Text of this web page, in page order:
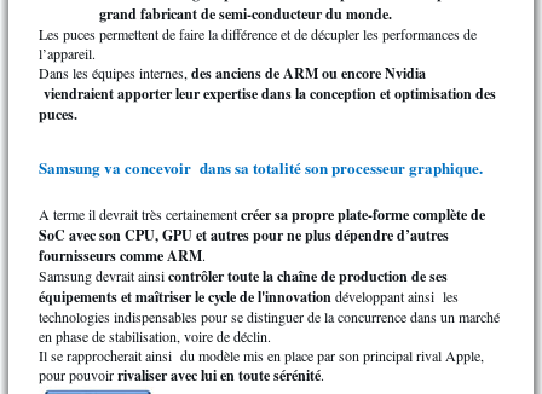
grand fabricant de semi-conducteur du monde.
Les puces permettent de faire la différence et de décupler les performances de
l’appareil.
Dans les équipes internes, des anciens de ARM ou encore Nvidia
viendraient apporter leur expertise dans la conception et optimisation des
puces.
Samsung va concevoir dans sa totalité son processeur graphique.
A terme il devrait très certainementcréer sa propre plate-forme complète de
SoC avec son CPU, GPU et autres pour ne plus dépendre d’autres
fournisseurs comme ARM.
Samsung devrait ainsicontrôler toute la chaîne de production de ses
équipements et maîtriser le cycle de l'innovationdéveloppant ainsi les
technologies indispensables pour se distinguer de la concurrence dans un marché
en phase de stabilisation, voire de déclin.
Il se rapprocherait ainsi du modèle mis en place par son principal rival Apple,
pour pouvoirrivaliser avec lui en toute sérénité.